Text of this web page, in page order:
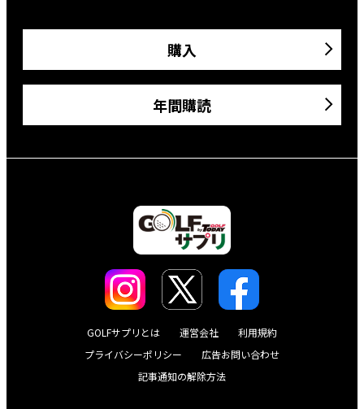
購入
年間購読
GOLFサプリとは 運営会社
利用規約
プライバシーポリシー
広告お問い合わせ
記事通知の解除方法